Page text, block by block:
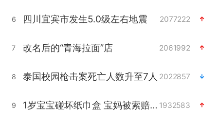
6 四川宜宾市发生5.0级左右地震 2077222
7 改名后的“青海拉面”店 2061992
8 泰国校园枪击案死亡人数升至7人 2022857
9 1岁宝宝碰坏纸巾盒 宝妈被索赔924元 1932583